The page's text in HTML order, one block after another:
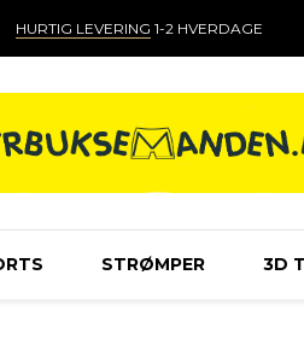
HURTIG LEVERING 1-2 HVERDAGE
STRØMPER 3D